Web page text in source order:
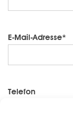
E-Mail-Adresse*
Telefon